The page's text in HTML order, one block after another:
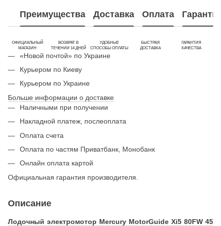
Преимущества Доставка Оплата
ОФИЦИАЛЬНЫЙ
МАГАЗИН
ВОЗВРАТ В
ТЕЧЕНИИ 14 ДНЕЙ
УДОБНЫЕ
СПОСОБЫ ОПЛАТЫ
БЫСТРАЯ
ДОСТАВКА
ГАРАНТИЯ
КАЧЕСТВА
«Новой почтой» по Украине
Курьером по Киеву
Курьером по Украине
Больше информации о доставке
Наличными при получении
Накладной платеж, послеоплата
Оплата счета
Оплата по частям Приватбанк, Монобанк
Онлайн оплата картой
Официальная гарантия производителя.
Описание
Лодочный электромотор Mercury MotorGuide Xi5 80FW 45